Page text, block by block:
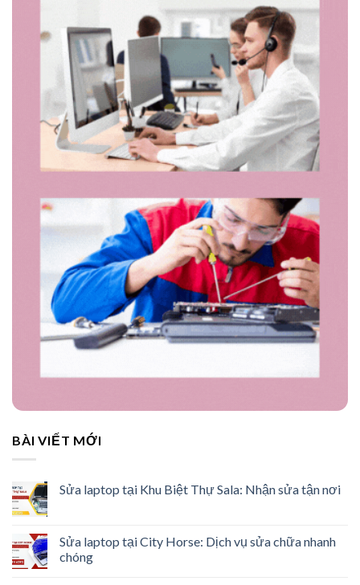
BÀI VIẾT MỚI
Sửa laptop tại Khu Biệt Thự Sala: Nhận sửa tận nơi
Sửa laptop tại City Horse: Dịch vụ sửa chữa nhanh
chóng